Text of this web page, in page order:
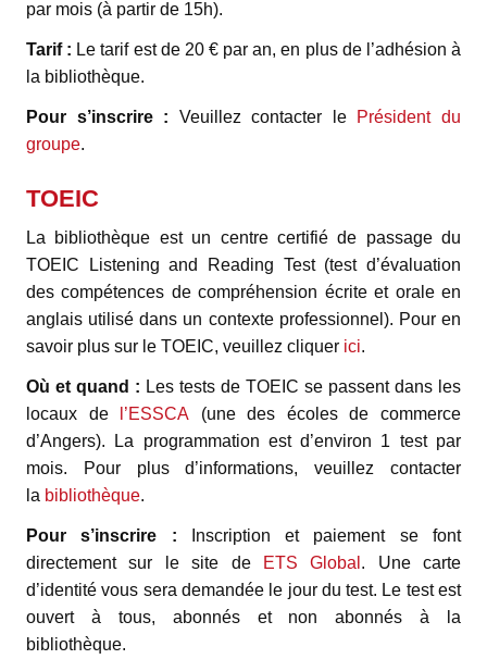
par mois (à partir de 15h).
Tarif : Le tarif est de 20 € par an, en plus de l’adhésion à
la bibliothèque.
Pour s’inscrire : Veuillez contacter le Président du
groupe.
TOEIC
La bibliothèque est un centre certifié de passage du
TOEIC Listening and Reading Test (test d’évaluation
des compétences de compréhension écrite et orale en
anglais utilisé dans un contexte professionnel). Pour en
savoir plus sur le TOEIC, veuillez cliquer ici.
Où et quand : Les tests de TOEIC se passent dans les
locaux de
l’ESSCA (une des écoles de commerce
d’Angers). La programmation est d’environ 1 test par
mois. Pour plus d’informations, veuillez contacter
la bibliothèque.
Pour s’inscrire : Inscription et paiement se font
directement sur le site de
ETS Global . Une carte
d’identité vous sera demandée le jour du test. Le test est
ouvert à tous, abonnés et non abonnés à la
bibliothèque.